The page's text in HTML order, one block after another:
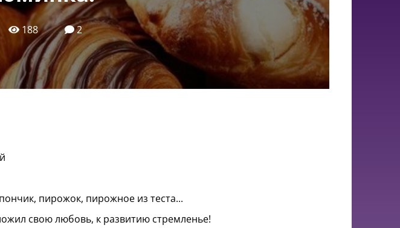
188 2
пирожок, пирожное из теста...
свою любовь, к развитию стремленье!